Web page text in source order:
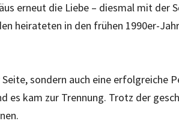
erneut die Liebe – diesmal mit der
heirateten in den frühen 1990er-
sondern auch eine erfolgreiche
es kam zur Trennung. Trotz der